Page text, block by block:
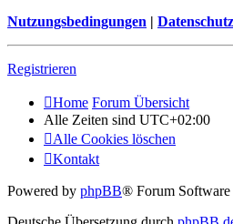
Nutzungsbedingungen |
Registrieren
Home Forum Übersicht
Alle Zeiten sind UTC+02:00
Alle Cookies löschen
Kontakt
Powered by phpBB® Forum